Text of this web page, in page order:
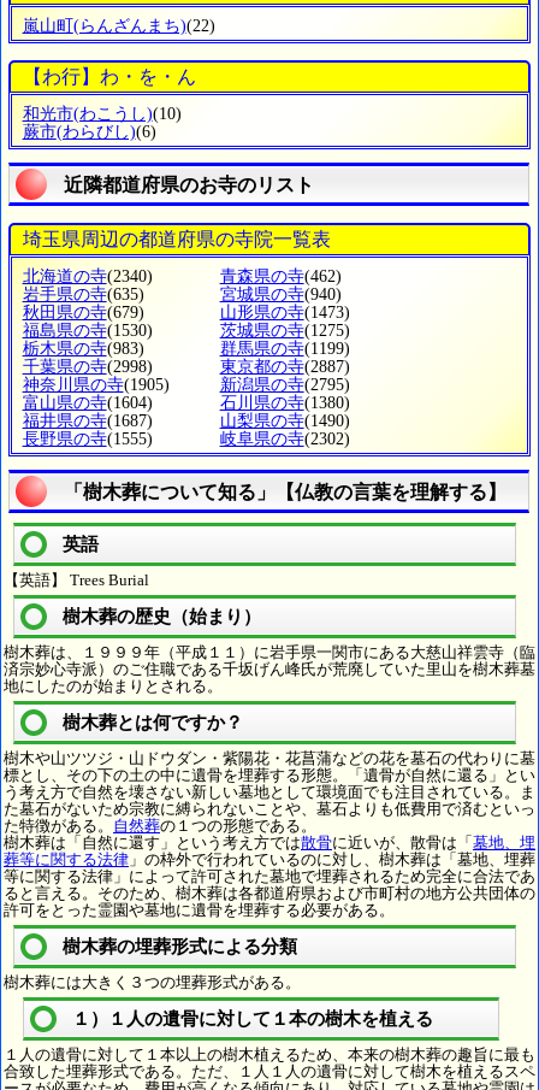
嵐山町 (らんざんまち)(22)
【わ行】わ・を・ん
和光市(わこうし)(10)
蕨市(わらびし)(6)
近隣都道府県のお寺のリスト
埼玉県周辺の都道府県の寺院一覧表
北海道の寺(2340) 青森県の寺(462)
岩手県の寺(635) 宮城県の寺(940)
秋田県の寺(679) 山形県の寺(1473)
福島県の寺(1530) 茨城県の寺(1275)
栃木県の寺(983) 群馬県の寺(1199)
千葉県の寺(2998) 東京都の寺(2887)
神奈川県の寺(1905) 新潟県の寺(2795)
富山県の寺(1604) 石川県の寺(1380)
福井県の寺(1687) 山梨県の寺(1490)
長野県の寺(1555) 岐阜県の寺(2302)
「樹木葬について知る」【仏教の言葉を理解する】
英語
【英語】 Trees Burial
樹木葬の歴史（始まり）
樹木葬は、１９９９年（平成１１）に岩手県一関市にある大慈山祥雲寺（臨
済宗妙心寺派）のご住職である千坂げん峰氏が荒廃していた里山を樹木葬墓
地にしたのが始まりとされる。
樹木葬とは何ですか？
樹木や山ツツジ・山ドウダン・紫陽花・花菖蒲などの花を墓石の代わりに墓
標とし、その下の土の中に遺骨を埋葬する形態。「遺骨が自然に還る」とい
う考え方で自然を壊さない新しい墓地として環境面でも注目されている。ま
た墓石がないため宗教に縛られないことや、墓石よりも低費用で済むといっ
た特徴がある。 自然葬の１つの形態である。
樹木葬は「自然に還す」という考え方では散骨に近いが、散骨は「 墓地、埋
葬等に関する法律 」の枠外で行われているのに対し、樹木葬は「墓地、埋葬
等に関する法律」によって許可された墓地で埋葬されるため完全に合法であ
ると言える。そのため、樹木葬は各都道府県および市町村の地方公共団体の
許可をとった霊園や墓地に遺骨を埋葬する必要がある。
樹木葬の埋葬形式による分類
樹木葬には大きく３つの埋葬形式がある。
１）１人の遺骨に対して１本の樹木を植える
１人の遺骨に対して１本以上の樹木植えるため、本来の樹木葬の趣旨に最も
合致した埋葬形式である。ただ、１人１人の遺骨に対して樹木を植えるスペ